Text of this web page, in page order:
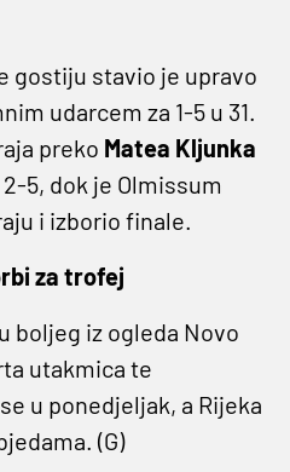
gostiju stavio je upravo
udarcem za 1-5 u 31.
preko Matea Kljunka
5, dok je Olmissum
i izborio finale.
za trofej
boljeg iz ogleda Novo
utakmica te
u ponedjeljak, a Rijeka
(G)